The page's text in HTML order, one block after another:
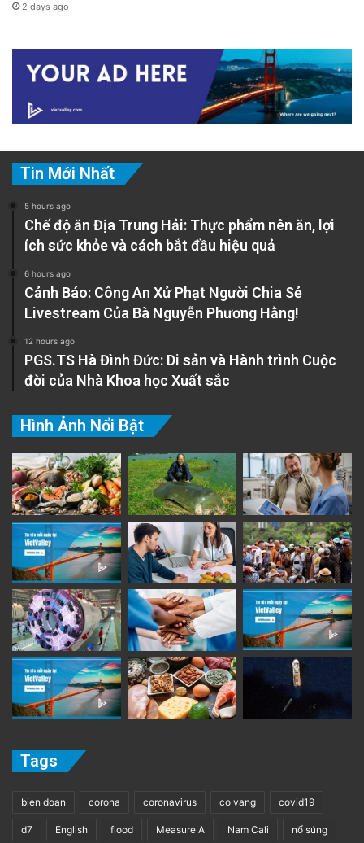
2 days ago
Tin Mới Nhất
5 hours ago
Chế độ ăn Địa Trung Hải: Thực phẩm nên ăn, lợi
ích sức khỏe và cách bắt đầu hiệu quả
6 hours ago
Cảnh Báo: Công An Xử Phạt Người Chia Sẻ
Livestream Của Bà Nguyễn Phương Hằng!
12 hours ago
PGS.TS Hà Đình Đức: Di sản và Hành trình Cuộc
đời của Nhà Khoa học Xuất sắc
Hình Ảnh Nổi Bật
Tags
bien doan corona coronavirus co vang covid19
d7 English flood Measure A Nam Cali nổ súng